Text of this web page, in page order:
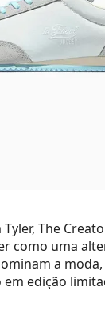
The
como uma
a
em edição